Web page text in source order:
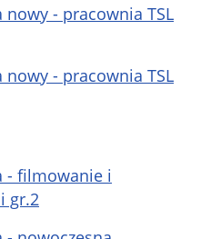
- pracownia TSL
- pracownia TSL
- filmowanie i
gr.2